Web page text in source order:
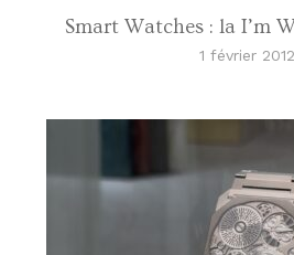
Smart Watches : la I’m
1 février 2012